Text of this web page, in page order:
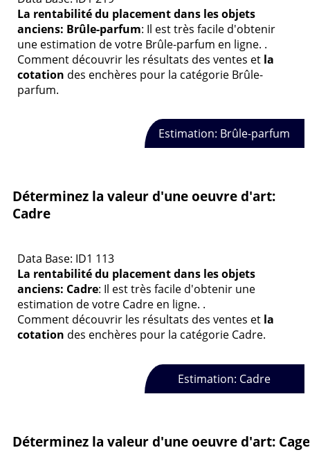
La rentabilité du placement dans les objets
anciens: Brûle-parfum: Il est très facile d'obtenir
une estimation de votre Brûle-parfum en ligne. .
Comment découvrir les résultats des ventes et la
cotation des enchères pour la catégorie Brûle-
parfum.
Estimation: Brûle-parfum
Déterminez la valeur d'une oeuvre d'art:
Cadre
Data Base: ID1 113
La rentabilité du placement dans les objets
anciens: Cadre: Il est très facile d'obtenir une
estimation de votre Cadre en ligne. .
Comment découvrir les résultats des ventes et la
cotation des enchères pour la catégorie Cadre.
Estimation: Cadre
Déterminez la valeur d'une oeuvre d'art: Cage